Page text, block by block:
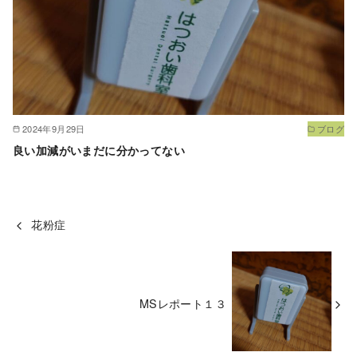
2024年9月29日 ブログ
良い加減がいまだに分かってない
花粉症
MSレポート１３